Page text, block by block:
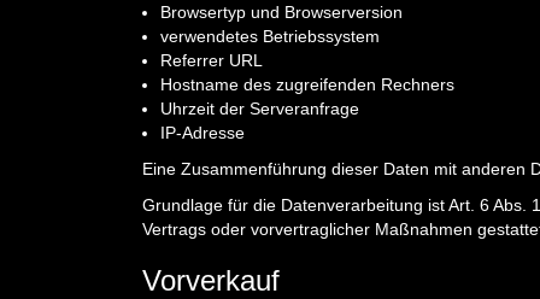
Browsertyp und Browserversion
verwendetes Betriebssystem
Referrer URL
Hostname des zugreifenden Rechners
Uhrzeit der Serveranfrage
IP-Adresse
Eine Zusammenführung dieser Daten mit anderen
Grundlage für die Datenverarbeitung ist Art. 6 Abs.
Vertrags oder vorvertraglicher Maßnahmen
Vorverkauf